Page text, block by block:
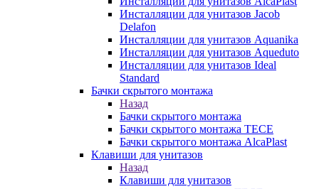
Инсталляции для унитазов Jacob
Delafon
Инсталляции для унитазов Aquanika
Инсталляции для унитазов Aqueduto
Инсталляции для унитазов Ideal
Standard
Бачки скрытого монтажа
Назад
Бачки скрытого монтажа
Бачки скрытого монтажа TECE
Бачки скрытого монтажа AlcaPlast
Клавиши для унитазов
Назад
Клавиши для унитазов